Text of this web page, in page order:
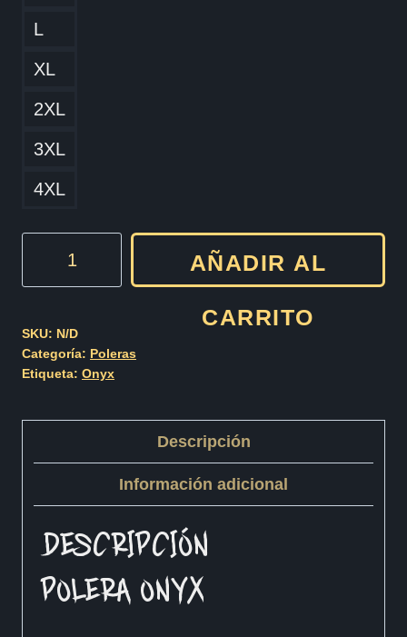
L
XL
2XL
3XL
4XL
Down
cantidad
AÑADIR AL
CARRITO
SKU: N/D
Categoría: Poleras
Etiqueta: Onyx
Descripción
Información adicional
DESCRIPCIÓN
POLERA ONYX